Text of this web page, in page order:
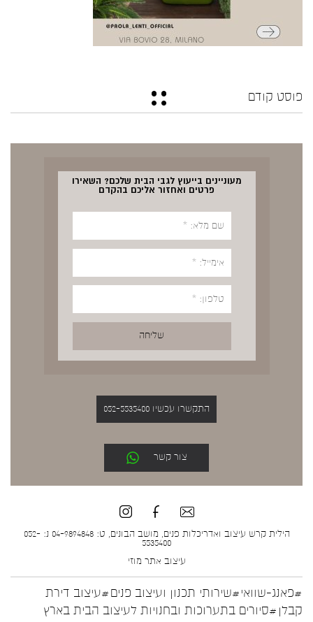
פוסט קודם
מעוניינים בייעוץ לגבי הבית שלכם? השאירו
פרטים ואחזור אליכם בהקדם
התקשרו עכשיו 052-5535400
צור קשר
הילית קרש עיצוב ואדריכלות פנים, מושב הבונים, ט: 04-9894848 נ: 052-
5535400
עיצוב אתר מוזי
#פאנג-שוואי#שירותי תכנון ועיצוב פנים#עיצוב דירת
קבלן #סיורים בתערוכות ובחנויות לעיצוב הבית בארץ